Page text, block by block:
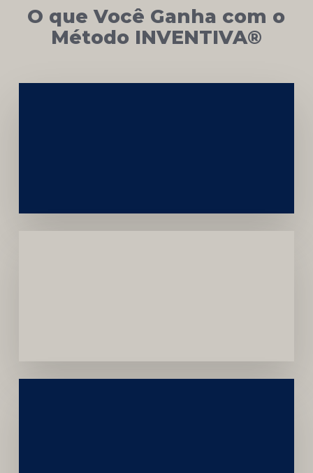
O que Você Ganha com o
Método INVENTIVA®